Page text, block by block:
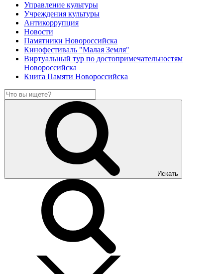
Управление культуры
Учреждения культуры
Антикоррупция
Новости
Памятники Новороссийска
Кинофестиваль "Малая Земля"
Виртуальный тур по достопримечательностям
Новороссийска
Книга Памяти Новороссийска
Искать